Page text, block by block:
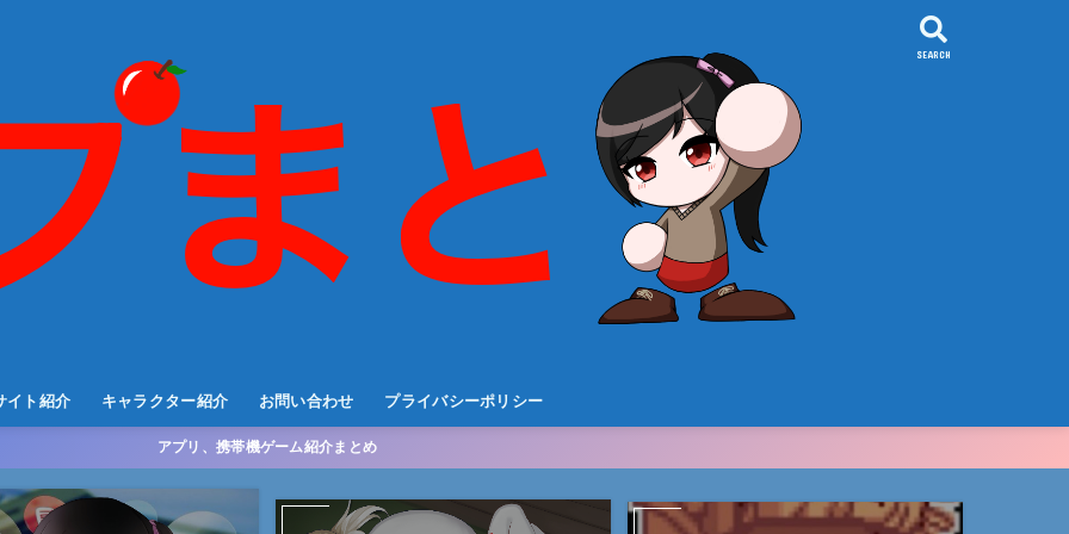
イト紹介 キャラクター紹介 お問い合わせ プライバシーポリシー
SEARCH
アプリ、携帯機ゲーム紹介まとめ